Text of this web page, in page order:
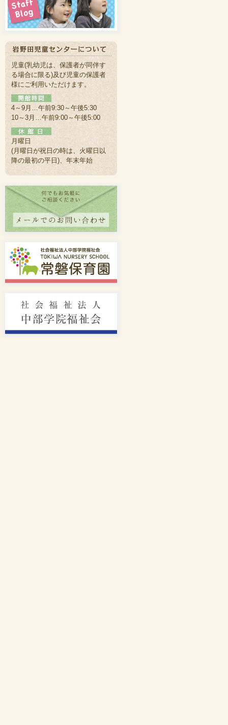
児童(乳幼児は、保護者が同伴す
る場合に限る)及び児童の保護者
様にご利用いただけます。
4～9月…午前9:30～午後5:30
10～3月…午前9:00～午後5:00
月曜日
(月曜日が祝日の時は、火曜日以
降の最初の平日)、年末年始